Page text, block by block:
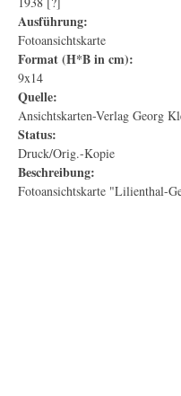
Ausführung:
Fotoansichtskarte
Format (H*B in cm):
9x14
Quelle:
Ansichtskarten-Verlag Georg
Status:
Druck/Orig.-Kopie
Beschreibung:
Fotoansichtskarte "Lilienthal-